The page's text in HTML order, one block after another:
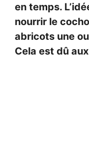
en temps.
nourrir le
abricots une
Cela est dû